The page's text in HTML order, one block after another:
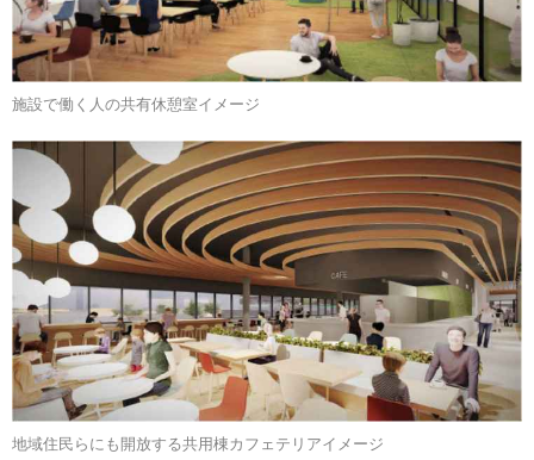
施設で働く人の共有休憩室イメージ
地域住民らにも開放する共用棟カフェテリアイメージ